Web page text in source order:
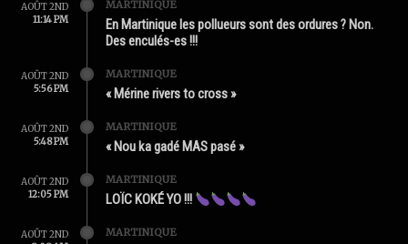
AOÛT 2ND
11:14 PM
MARTINIQUE
En Martinique les pollueurs sont des ordures ? Non.
Des enculés-es !!!
AOÛT 2ND
5:56 PM
MARTINIQUE
« Mérine rivers to cross »
AOÛT 2ND
5:48 PM
MARTINIQUE
« Nou ka gadé MAS pasé »
AOÛT 2ND
12:05 PM
MARTINIQUE
LOÏC KOKÉ YO !!!
AOÛT 2ND
MARTINIQUE